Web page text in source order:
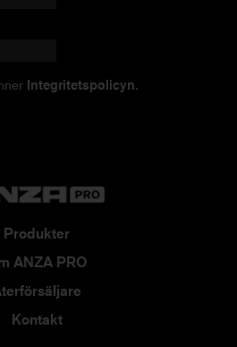
Integritetspolicyn.
Produkter
ANZA PRO
Kontakt